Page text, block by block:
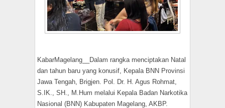
KabarMagelang__Dalam rangka menciptakan Natal
dan tahun baru yang konusif, Kepala BNN Provinsi
Jawa Tengah, Brigjen. Pol. Dr. H. Agus Rohmat,
S.IK., SH., M.Hum melalui Kepala Badan Narkotika
Nasional (BNN) Kabupaten Magelang, AKBP.